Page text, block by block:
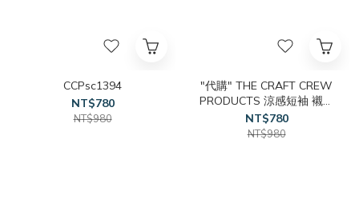
CCPsc1394
NT$780
NT$980
"代購" THE CRAFT CREW
PRODUCTS 涼感短袖 襯衫
九色
NT$780
NT$980